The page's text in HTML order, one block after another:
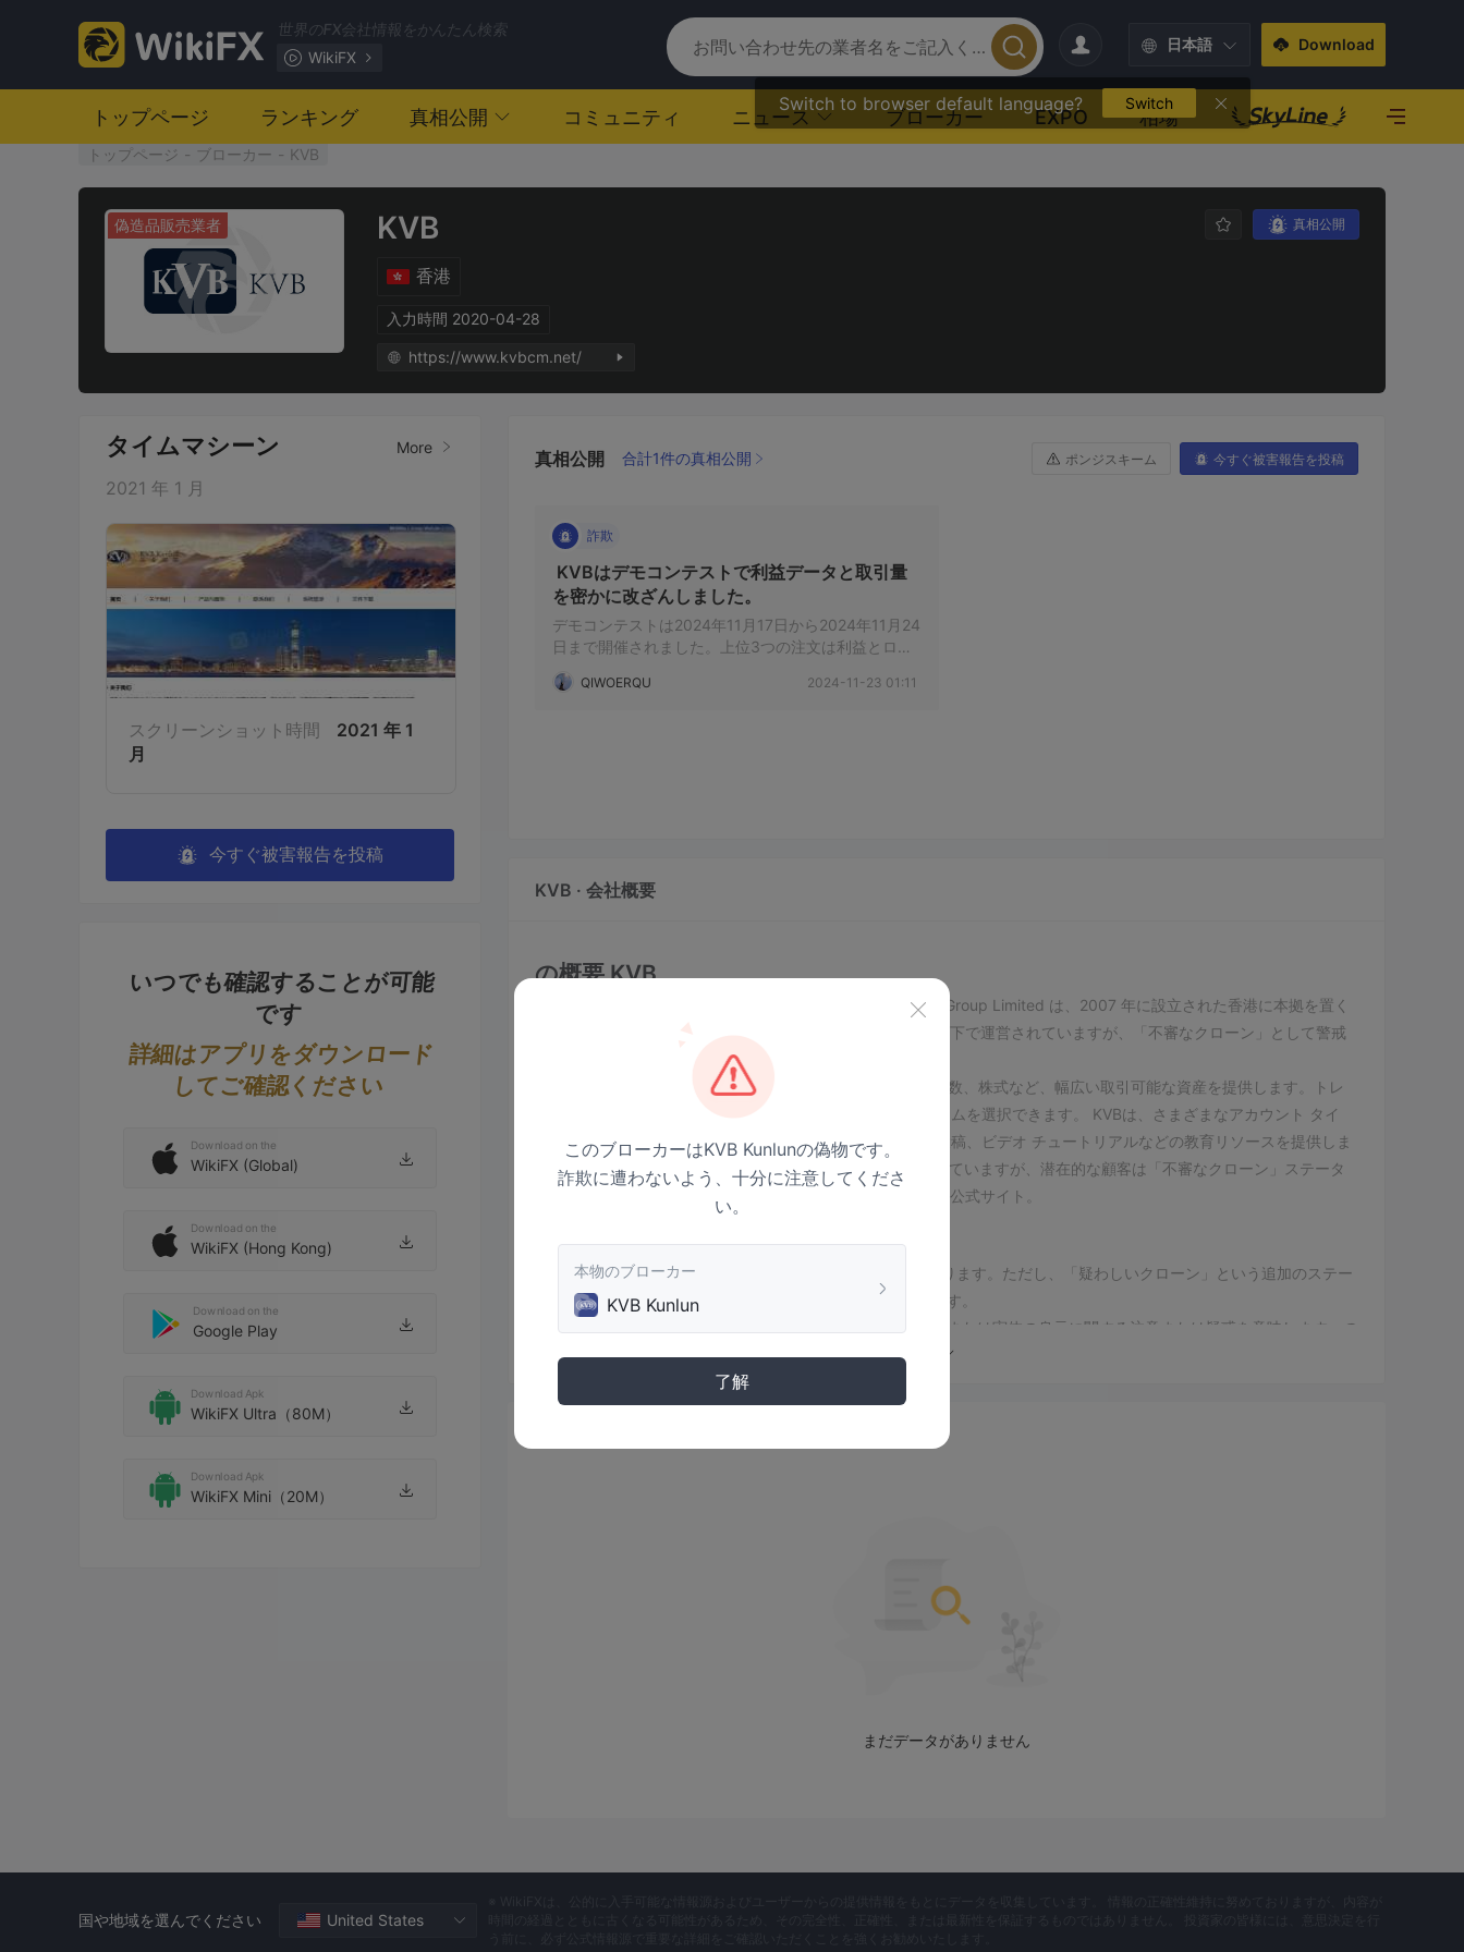
世界のFX会社情報をかんたん検索
WikiFX
日本語
Switch to browser default language? Switch
Download
トップページ ランキング 真相公開 コミュニティ ニュース ブローカー EXPO 相場
トップページ - ブローカー - KVB
偽造品販売業者 KVB
香港
入力時間 2020-04-28
https://www.kvbcm.net/
真相公開
タイムマシーン More
2021 年 1 月
スクリーンショット時間
2021 年 1
月
今すぐ被害報告を投稿
いつでも確認することが可能
です
詳細はアプリをダウンロード
してご確認ください
Download on the
WikiFX (Global)
Download on the
WikiFX (Hong Kong)
Download on the
Google Play
Download Apk
WikiFX Ultra（80M）
Download Apk
WikiFX Mini（20M）
真相公開 合計1件の真相公開 ポンジスキーム 今すぐ被害報告を投稿
詐欺
KVBはデモコンテストで利益データと取引量
デモコンテストは2024年11月17日から2024年11月24
日まで開催されました。上位3つの注文は利益とロッ
QIWOERQU 2024-11-23 01:11
KVB · 会社概要
の概要 KVB
KVB、正式にはとして知られています KVBkunlun Financial Group Limited は、2007 年に設立された香港に本拠を置く
金融機関です。同社は香港証券先物委員会 (SFC) の規制監督下で運営されていますが、「不審なクローン」として警戒
最低入金額要件は250ドルで、 KVBは、外国為替、商品、指数、株式など、幅広い取引可能な資産を提供します。トレ
ーダーはmetatrader 4とmetatrader 5の取引プラットフォームを選択できます。 KVBは、さまざまなアカウント タイ
プ、年中無休のカスタマー サポート、ウェビナー、ブログ投稿、ビデオ チュートリアルなどの教育リソースを提供しま
す。 0.0 ピップから始まる競争力のあるスプレッドを提供していますが、潜在的な顧客は「不審なクローン」ステータ
スを考慮し、最新の情報を確認する必要があります。 KVBの公式サイト。
規制状況
の規制状況 KVB香港の証券先物委員会（sfc）の監督下にあります。ただし、「疑わしいクローン」という追加のステー
タスについても言及されていることに注意することが重要です。
「不審なクローン」という用語は通常、規制上のステータスまたは実体の身元に関する注意または疑惑を意味します。の
不正使用または不正使用の可能性を示唆するものです。 KVB第三者による名前またはブランド。
潜在的なトレーダーや投資家にとって、「不審なクローン」としてマークされた金融機関と取引する場合は、注意を払
い、徹底的なデューデリジェンスを実施することが重要です。金融機関の正当性を確保するには、公式の規制情報源を通
じてその規制状況を確認し、ブローカーの公式 Web サイトまたは代理店から直接情報を求めることをお勧めします。
多様な金融サービス: KVBは、オンライン取引、外国為替取引、その他の投資商品を含む、幅広い金融サービスを提供し
ています。この多様性により、クライアントはさまざまな資産クラスや取引機会にアクセスできるようになります。
技術インフラ: KVB通常、堅牢な技術インフラに投資し、トレーダーに高度な取引プラットフォームやツールへのアクセ
まだデータがありません
このブローカーはKVB Kunlunの偽物です。
詐欺に遭わないよう、十分に注意してくださ
い。
本物のブローカー
KVB Kunlun
了解
国や地域を選んでください United States